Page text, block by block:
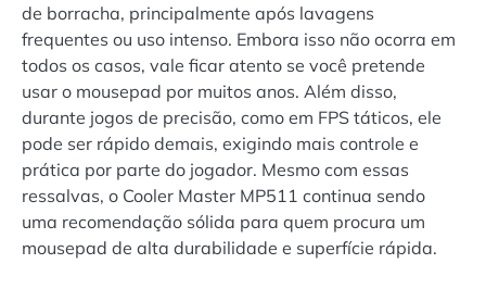
de borracha, principalmente após lavagens
frequentes ou uso intenso. Embora isso não ocorra em
todos os casos, vale ficar atento se você pretende
usar o mousepad por muitos anos. Além disso,
durante jogos de precisão, como em FPS táticos, ele
pode ser rápido demais, exigindo mais controle e
prática por parte do jogador. Mesmo com essas
ressalvas, o Cooler Master MP511 continua sendo
uma recomendação sólida para quem procura um
mousepad de alta durabilidade e superfície rápida.